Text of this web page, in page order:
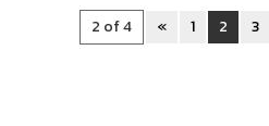
2 of 4 « 1 2 3